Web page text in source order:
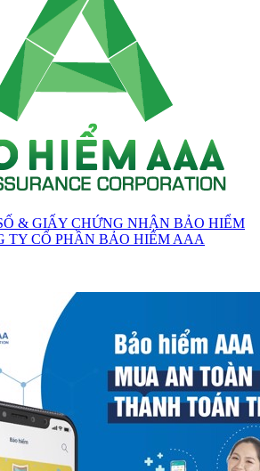
& GIẤY CHỨNG NHẬN BẢO HIỂM
TY CỔ PHẦN BẢO HIỂM AAA